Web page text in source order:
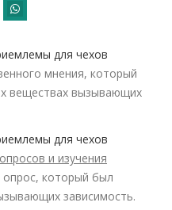
мнения, который
веществах вызывающих
и изучения
опрос, который был
зависимость.